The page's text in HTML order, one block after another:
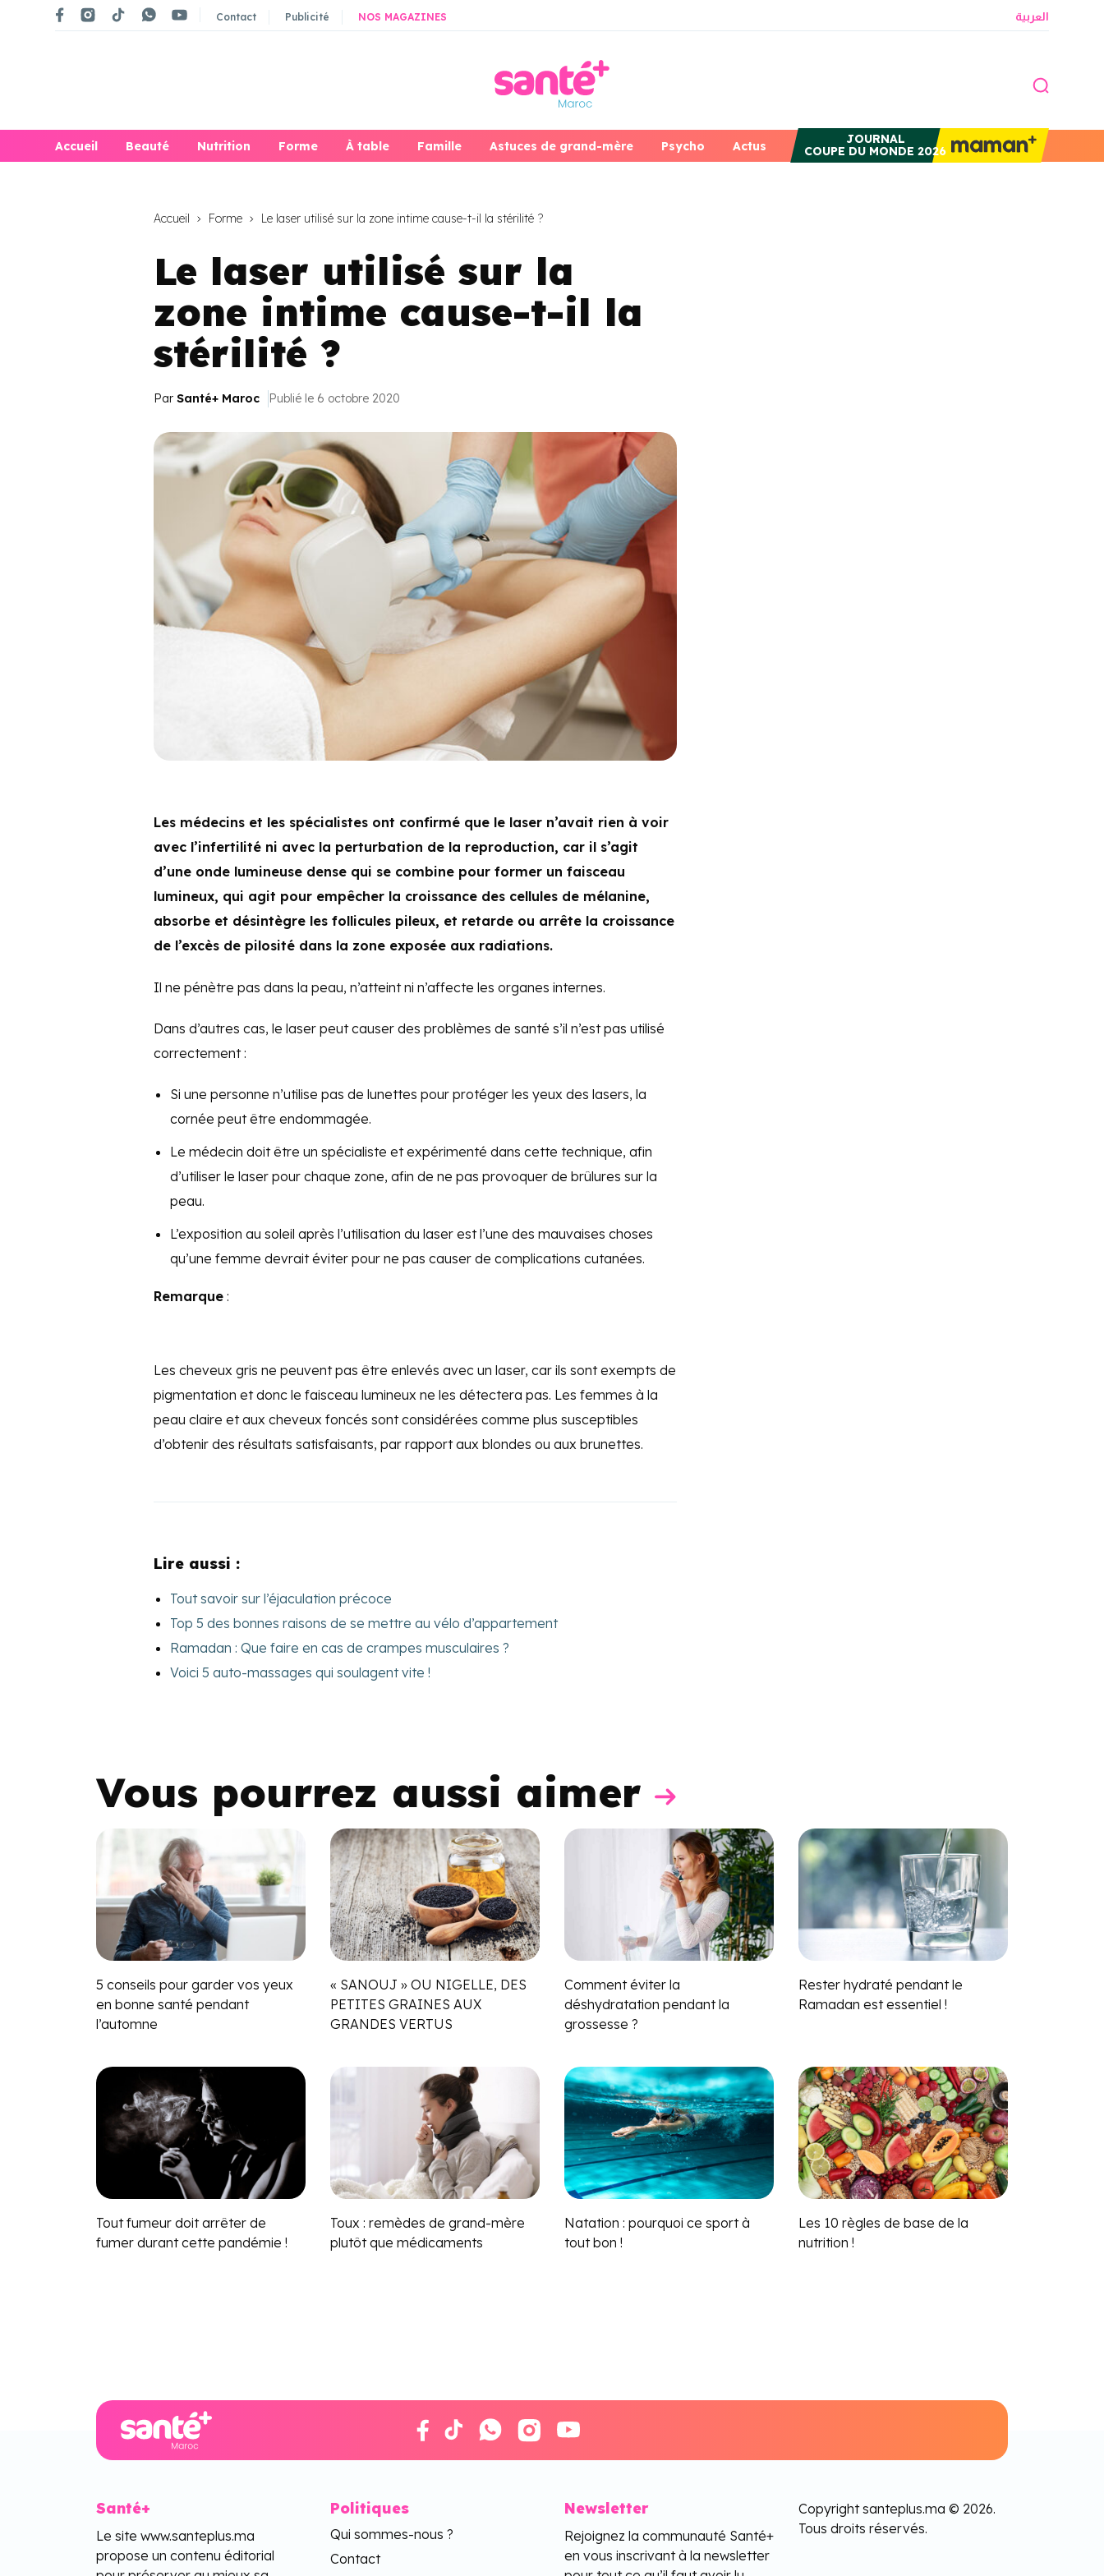
Contact Publicité NOS MAGAZINES العربية
Accueil Beauté Nutrition Forme À table Famille Astuces de grand-mère Psycho Actus
JOURNAL
COUPE DU MONDE 2026
Accueil Forme Le laser utilisé sur la zone intime cause-t-il la stérilité ?
Le laser utilisé sur la
zone intime cause-t-il la
stérilité ?
Par Santé+ Maroc Publié le 6 octobre 2020
Les médecins et les spécialistes ont confirmé que le laser n’avait rien à voir
avec l’infertilité ni avec la perturbation de la reproduction, car il s’agit
d’une onde lumineuse dense qui se combine pour former un faisceau
lumineux, qui agit pour empêcher la croissance des cellules de mélanine,
absorbe et désintègre les follicules pileux, et retarde ou arrête la croissance
de l’excès de pilosité dans la zone exposée aux radiations.
Il ne pénètre pas dans la peau, n’atteint ni n’affecte les organes internes.
Dans d’autres cas, le laser peut causer des problèmes de santé s’il n’est pas utilisé
correctement :
Si une personne n’utilise pas de lunettes pour protéger les yeux des lasers, la
cornée peut être endommagée.
Le médecin doit être un spécialiste et expérimenté dans cette technique, afin
d’utiliser le laser pour chaque zone, afin de ne pas provoquer de brûlures sur la
peau.
L’exposition au soleil après l’utilisation du laser est l’une des mauvaises choses
qu’une femme devrait éviter pour ne pas causer de complications cutanées.
Remarque :
Les cheveux gris ne peuvent pas être enlevés avec un laser, car ils sont exempts de
pigmentation et donc le faisceau lumineux ne les détectera pas. Les femmes à la
peau claire et aux cheveux foncés sont considérées comme plus susceptibles
d’obtenir des résultats satisfaisants, par rapport aux blondes ou aux brunettes.
Lire aussi :
Tout savoir sur l’éjaculation précoce
Top 5 des bonnes raisons de se mettre au vélo d’appartement
Ramadan : Que faire en cas de crampes musculaires ?
Voici 5 auto-massages qui soulagent vite !
Vous pourrez aussi aimer
5 conseils pour garder vos yeux
en bonne santé pendant
l’automne
« SANOUJ » OU NIGELLE, DES
PETITES GRAINES AUX
GRANDES VERTUS
Comment éviter la
déshydratation pendant la
grossesse ?
Rester hydraté pendant le
Ramadan est essentiel !
Tout fumeur doit arrêter de
fumer durant cette pandémie !
Toux : remèdes de grand-mère
plutôt que médicaments
Natation : pourquoi ce sport à
tout bon !
Les 10 règles de base de la
nutrition !
Santé+
Le site www.santeplus.ma
propose un contenu éditorial
Politiques
Qui sommes-nous ?
Contact
Newsletter
Rejoignez la communauté Santé+
en vous inscrivant à la newsletter
Copyright santeplus.ma © 2026.
Tous droits réservés.